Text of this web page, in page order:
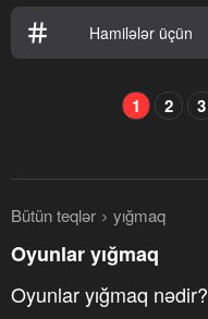
Hamilələr üçün
1 2 3
Bütün teqlər yığmaq
Oyunlar yığmaq
Oyunlar yığmaq nədir?